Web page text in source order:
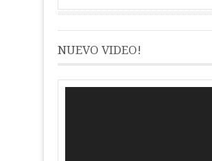
NUEVO VIDEO!